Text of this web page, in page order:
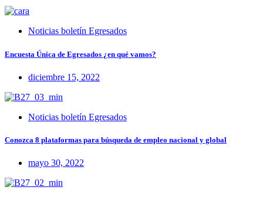
Noticias boletín Egresados
Encuesta Única de Egresados ¿en qué vamos?
diciembre 15, 2022
Noticias boletín Egresados
Conozca 8 plataformas para búsqueda de empleo nacional y global
mayo 30, 2022